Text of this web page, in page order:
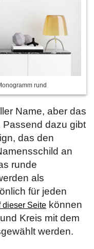
rund
Name, aber das
dazu gibt
das den
an
runde
als
für jeden
dieser Seite können
Kreis mit dem
werden.